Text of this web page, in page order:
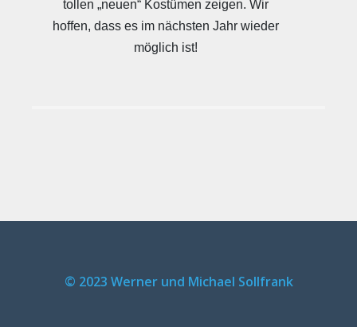
tollen „neuen“ Kostümen zeigen. Wir
hoffen, dass es im nächsten Jahr wieder
möglich ist!
© 2023 Werner und Michael Sollfrank